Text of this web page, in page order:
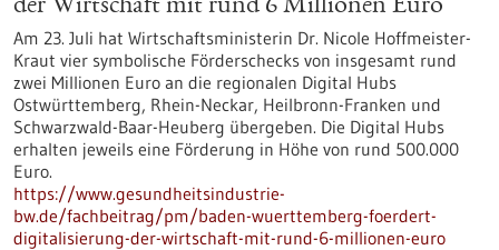
der Wirtschaft mit rund 6 Millionen Euro
Am 23. Juli hat Wirtschaftsministerin Dr. Nicole Hoffmeister-
Kraut vier symbolische Förderschecks von insgesamt rund
zwei Millionen Euro an die regionalen Digital Hubs
Ostwürttemberg, Rhein-Neckar, Heilbronn-Franken und
Schwarzwald-Baar-Heuberg übergeben. Die Digital Hubs
erhalten jeweils eine Förderung in Höhe von rund 500.000
Euro.
https://www.gesundheitsindustrie-
bw.de/fachbeitrag/pm/baden-wuerttemberg-foerdert-
digitalisierung-der-wirtschaft-mit-rund-6-millionen-euro